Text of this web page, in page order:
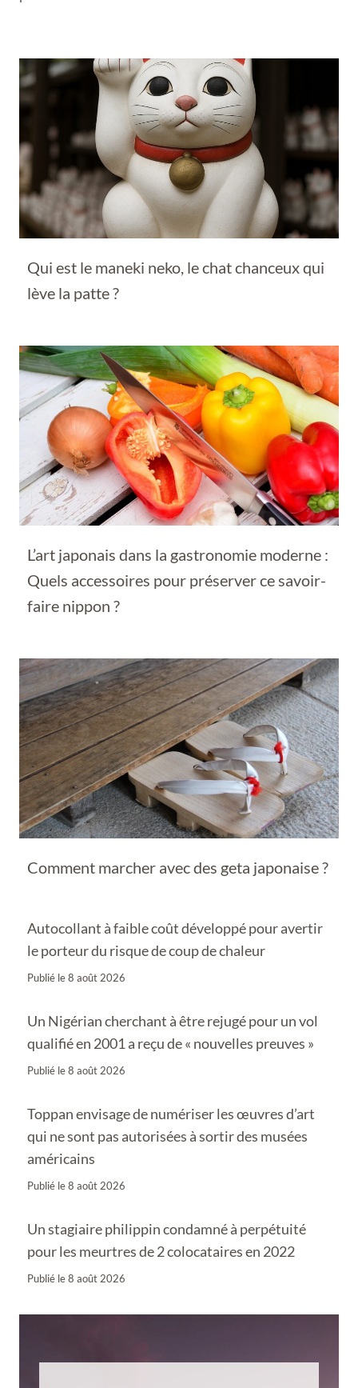
Qui est le maneki neko, le chat chanceux qui
lève la patte ?
L’art japonais dans la gastronomie moderne :
Quels accessoires pour préserver ce savoir-
faire nippon ?
Comment marcher avec des geta japonaise ?
Autocollant à faible coût développé pour avertir
le porteur du risque de coup de chaleur
Publié le8 août 2026
Un Nigérian cherchant à être rejugé pour un vol
qualifié en 2001 a reçu de « nouvelles preuves »
Publié le8 août 2026
Toppan envisage de numériser les œuvres d’art
qui ne sont pas autorisées à sortir des musées
américains
Publié le8 août 2026
Un stagiaire philippin condamné à perpétuité
pour les meurtres de 2 colocataires en 2022
Publié le8 août 2026